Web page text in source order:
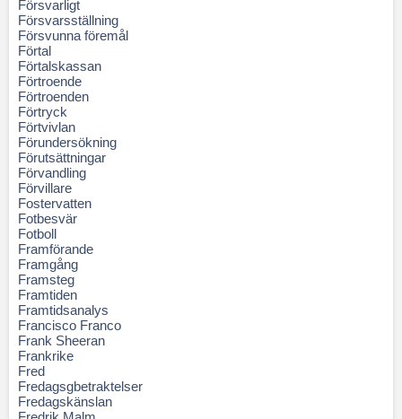
Försvarligt
Försvarsställning
Försvunna föremål
Förtal
Förtalskassan
Förtroende
Förtroenden
Förtryck
Förtvivlan
Förundersökning
Förutsättningar
Förvandling
Förvillare
Fostervatten
Fotbesvär
Fotboll
Framförande
Framgång
Framsteg
Framtiden
Framtidsanalys
Francisco Franco
Frank Sheeran
Frankrike
Fred
Fredagsgbetraktelser
Fredagskänslan